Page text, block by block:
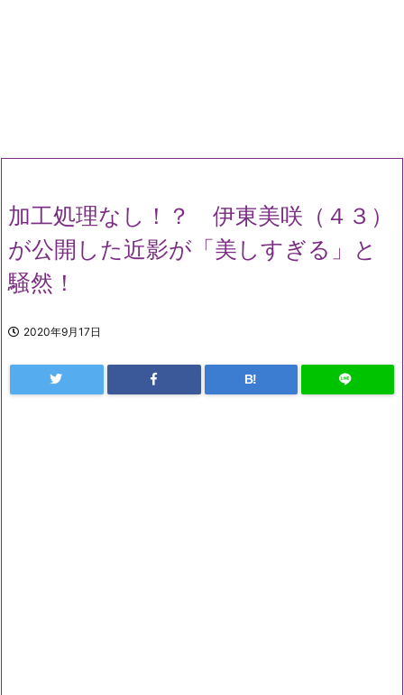
加工処理なし！？ 伊東美咲（４３）
が公開した近影が「美しすぎる」と
騒然！
2020年9月17日
B!